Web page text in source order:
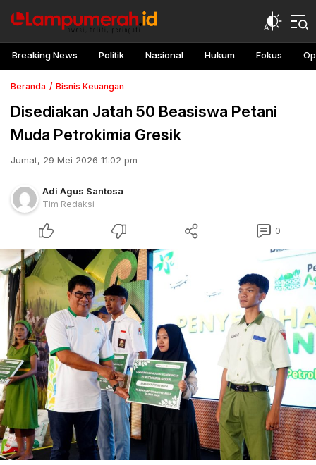
Breaking News Politik Nasional Hukum Fokus
Beranda Bisnis Keuangan
Disediakan Jatah 50 Beasiswa Petani
Muda Petrokimia Gresik
Jumat, 29 Mei 2026 11:02 pm
Adi Agus Santosa
Tim Redaksi
0